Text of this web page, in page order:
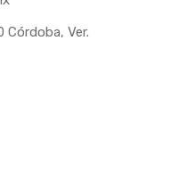
Córdoba, Ver.